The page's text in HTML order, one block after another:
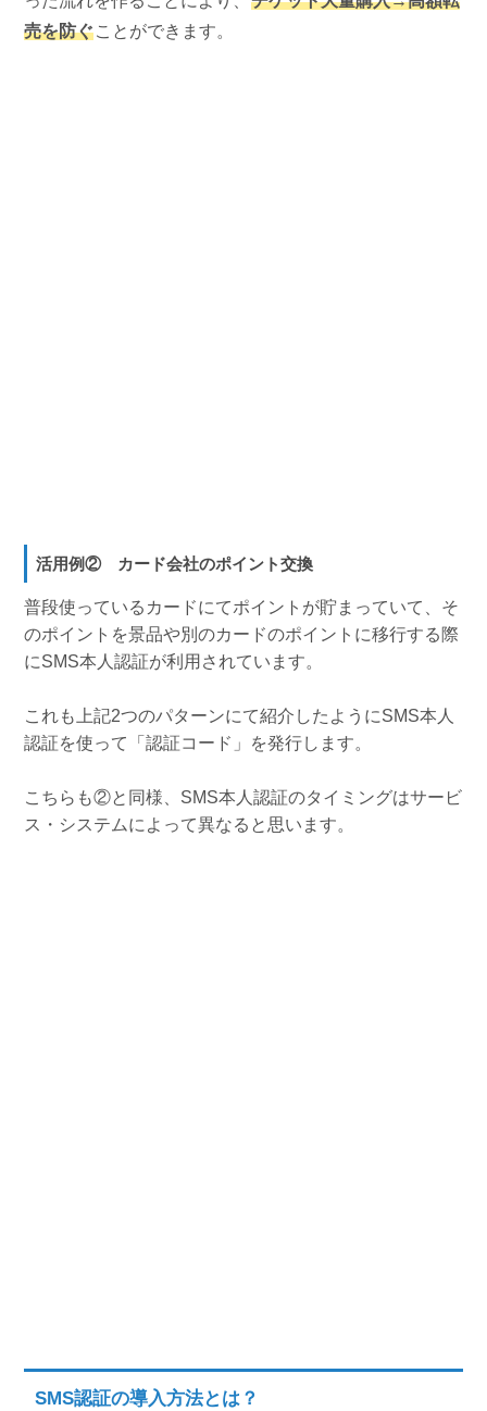
売を防ぐことができます。
活用例② カード会社のポイント交換
普段使っているカードにてポイントが貯まっていて、そ
のポイントを景品や別のカードのポイントに移行する際
にSMS本人認証が利用されています。
これも上記2つのパターンにて紹介したようにSMS本人
認証を使って「認証コード」を発行します。
こちらも②と同様、SMS本人認証のタイミングはサービ
ス・システムによって異なると思います。
SMS認証の導入方法とは？